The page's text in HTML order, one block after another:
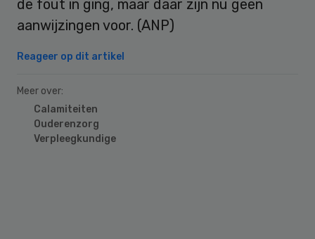
de fout in ging, maar daar zijn nu geen
aanwijzingen voor. (ANP)
Reageer op dit artikel
Meer over:
Calamiteiten
Ouderenzorg
Verpleegkundige